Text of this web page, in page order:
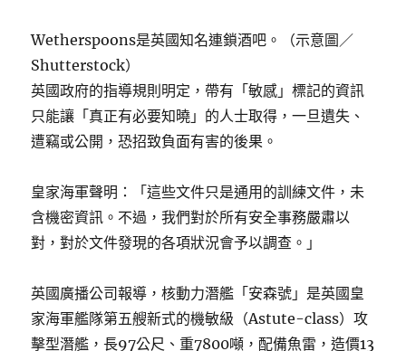
Wetherspoons是英國知名連鎖酒吧。（示意圖／
Shutterstock）
英國政府的指導規則明定，帶有「敏感」標記的資訊
只能讓「真正有必要知曉」的人士取得，一旦遺失、
遭竊或公開，恐招致負面有害的後果。
皇家海軍聲明：「這些文件只是通用的訓練文件，未
含機密資訊。不過，我們對於所有安全事務嚴肅以
對，對於文件發現的各項狀況會予以調查。」
英國廣播公司報導，核動力潛艦「安森號」是英國皇
家海軍艦隊第五艘新式的機敏級（Astute-class）攻
擊型潛艦，長97公尺、重7800噸，配備魚雷，造價13